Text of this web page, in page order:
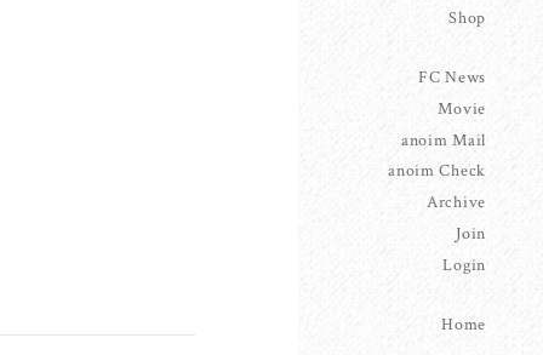
Shop
FC News
Movie
anoim Mail
anoim Check
Archive
Join
Login
Home